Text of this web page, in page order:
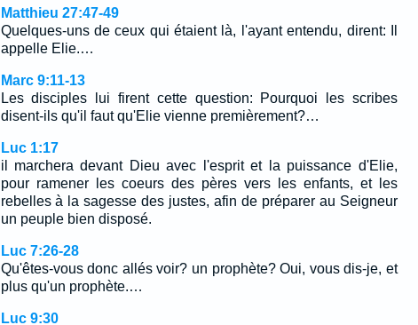
Matthieu 27:47-49
Quelques-uns de ceux qui étaient là, l'ayant entendu, dirent: Il
appelle Elie.…
Marc 9:11-13
Les disciples lui firent cette question: Pourquoi les scribes
disent-ils qu'il faut qu'Elie vienne premièrement?…
Luc 1:17
il marchera devant Dieu avec l'esprit et la puissance d'Elie,
pour ramener les coeurs des pères vers les enfants, et les
rebelles à la sagesse des justes, afin de préparer au Seigneur
un peuple bien disposé.
Luc 7:26-28
Qu'êtes-vous donc allés voir? un prophète? Oui, vous dis-je, et
plus qu'un prophète.…
Luc 9:30